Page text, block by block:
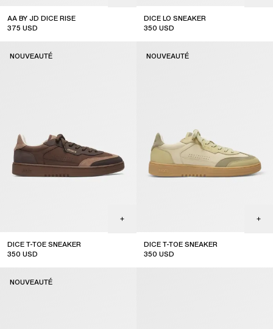
AA BY JD DICE RISE
375 USD
DICE LO SNEAKER
350 USD
DICE T-TOE SNEAKER
350 USD
NOUVEAUTÉ
DICE T-TOE SNEAKER
350 USD
NOUVEAUTÉ
NOUVEAUTÉ